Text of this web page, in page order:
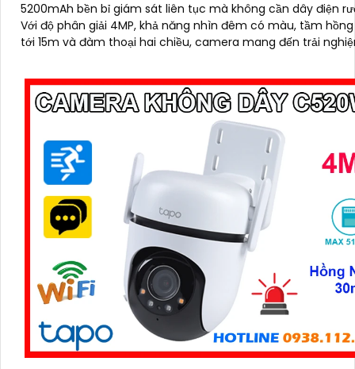
5200mAh bền bỉ giám sát liên tục mà không cần dây điện
Với độ phân giải 4MP, khả năng nhìn đêm có màu, tầm
tới 15m và đàm thoại hai chiều, camera mang đến trải